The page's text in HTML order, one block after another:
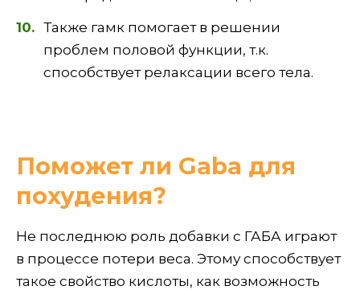
Также гамк помогает в решении
проблем половой функции, т.к.
способствует релаксации всего тела.
Поможет ли Gaba для
похудения?
Не последнюю роль добавки с ГАБА играют
в процессе потери веса. Этому способствует
такое свойство кислоты, как возможность